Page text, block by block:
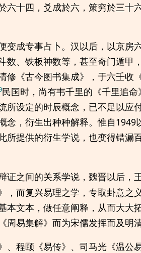
六十四，爻成於六，策穷於三十
变成专事占卜。汉以后，以京房
数、铁板神数等，甚至奇门遁甲
修《古今图书集成》，于六壬
民国时，尚有韦千里的《千里追
所设定的时辰概念，已不足以应
念，衍生出种种解释。惟自
所提供的衍生学说，也变得错漏
证之间的关系学说，魏晋以后，
，而复兴易理之学，专取卦意之
本文本，做任意阐释，从而大大
周易集解》而为宋儒发挥而及明清
、程颐《易传》、司马光《温公